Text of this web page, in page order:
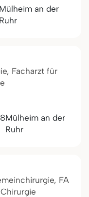
Mülheim an der
Ruhr
Facharzt für
Mülheim an der
Ruhr
FA